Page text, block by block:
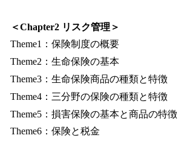
＜Chapter2 リスク管理＞
Theme1：保険制度の概要
Theme2：生命保険の基本
Theme3：生命保険商品の種類と特徴
Theme4：三分野の保険の種類と特徴
Theme5：損害保険の基本と商品の特徴
Theme6：保険と税金